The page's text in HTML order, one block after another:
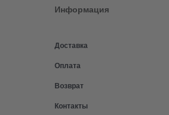
Информация
Доставка
Оплата
Возврат
Контакты